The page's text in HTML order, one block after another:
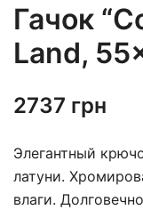
Гачок
Land,
2737 грн
Элегантный
латуни.
влаги.